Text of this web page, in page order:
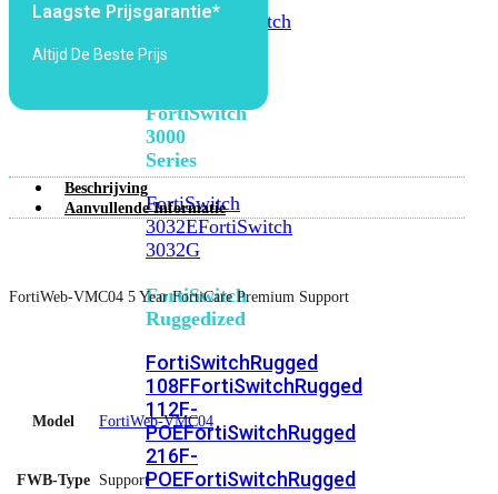
2048FFortiSwitch
2048F-
B2F
FortiSwitch
3000
Series
FortiSwitch
3032EFortiSwitch
3032G
FortiSwitch
Ruggedized
FortiSwitchRugged
108FFortiSwitchRugged
112F-
POEFortiSwitchRugged
216F-
POEFortiSwitchRugged
Laagste Prijsgarantie*
Altijd De Beste Prijs
Beschrijving
Aanvullende Informatie
FortiWeb-VMC04 5 Year FortiCare Premium Support
Model FortiWeb-VMC04
FWB-Type Support